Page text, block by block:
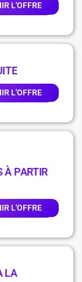
L'OFFRE
L'OFFRE
À PARTIR
L'OFFRE
LA